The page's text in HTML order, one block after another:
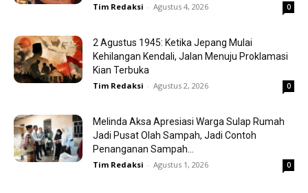
Tim Redaksi - Agustus 4, 2026 0
2 Agustus 1945: Ketika Jepang Mulai
Kehilangan Kendali, Jalan Menuju Proklamasi
Kian Terbuka
Tim Redaksi - Agustus 2, 2026 0
Melinda Aksa Apresiasi Warga Sulap Rumah
Jadi Pusat Olah Sampah, Jadi Contoh
Penanganan Sampah...
Tim Redaksi - Agustus 1, 2026 0